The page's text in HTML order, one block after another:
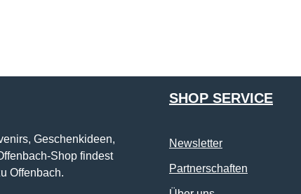
Geschenkideen,
Shop findest
Offenbach.
SHOP SERVICE
Newsletter
Partnerschaften